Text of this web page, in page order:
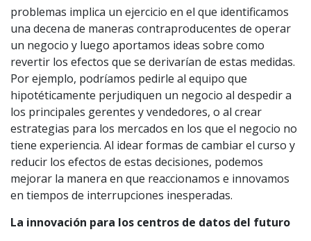
problemas implica un ejercicio en el que identificamos
una decena de maneras contraproducentes de operar
un negocio y luego aportamos ideas sobre como
revertir los efectos que se derivarían de estas medidas.
Por ejemplo, podríamos pedirle al equipo que
hipotéticamente perjudiquen un negocio al despedir a
los principales gerentes y vendedores, o al crear
estrategias para los mercados en los que el negocio no
tiene experiencia. Al idear formas de cambiar el curso y
reducir los efectos de estas decisiones, podemos
mejorar la manera en que reaccionamos e innovamos
en tiempos de interrupciones inesperadas.
La innovación para los centros de datos del futuro